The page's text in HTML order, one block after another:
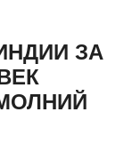
ЗА